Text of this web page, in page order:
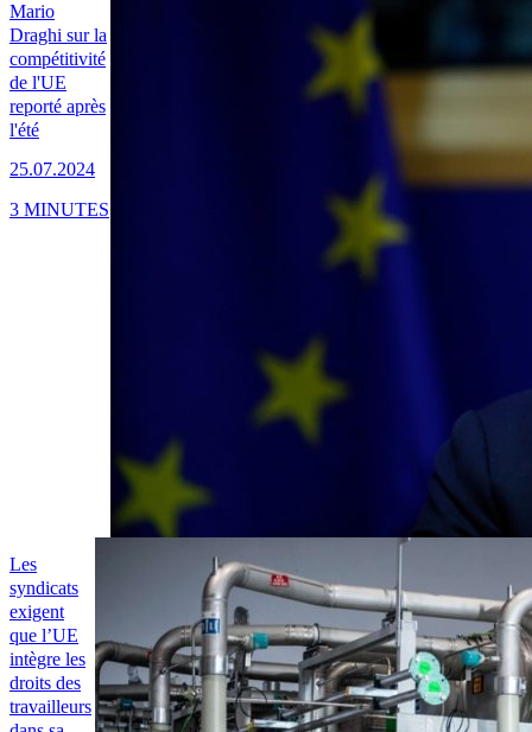
Mario
Draghi sur la
compétitivité
de l'UE
reporté après
l'été
25.07.2024
3 MINUTES
Les
syndicats
exigent
que l’UE
intègre les
droits des
travailleurs